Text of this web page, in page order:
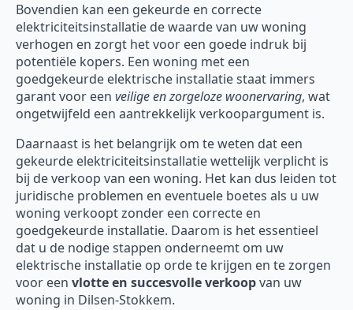
Bovendien kan een gekeurde en correcte
elektriciteitsinstallatie de waarde van uw woning
verhogen en zorgt het voor een goede indruk bij
potentiële kopers. Een woning met een
goedgekeurde elektrische installatie staat immers
garant voor een veilige en zorgeloze woonervaring, wat
ongetwijfeld een aantrekkelijk verkoopargument is.
Daarnaast is het belangrijk om te weten dat een
gekeurde elektriciteitsinstallatie wettelijk verplicht is
bij de verkoop van een woning. Het kan dus leiden tot
juridische problemen en eventuele boetes als u uw
woning verkoopt zonder een correcte en
goedgekeurde installatie. Daarom is het essentieel
dat u de nodige stappen onderneemt om uw
elektrische installatie op orde te krijgen en te zorgen
voor een vlotte en succesvolle verkoopvan uw
woning in Dilsen-Stokkem.